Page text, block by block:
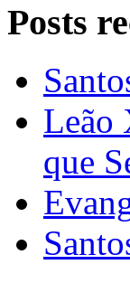
Posts
Leão
que